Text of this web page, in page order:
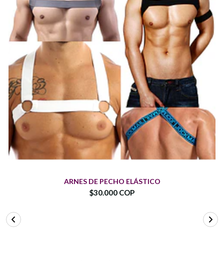
ARNES DE PECHO ELÁSTICO
$30.000 COP